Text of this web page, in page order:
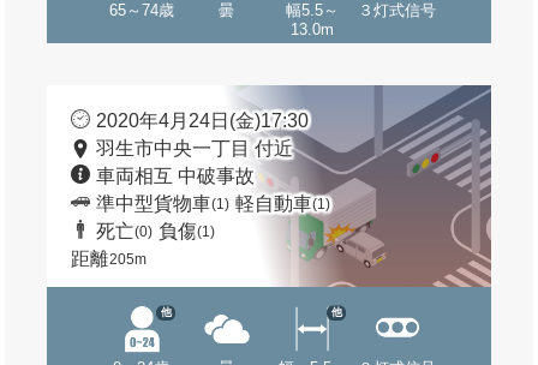
65～74歳 曇
幅5.5～
13.0m
３灯式信号
2020年4月24日(金)17:30
羽生市中央一丁目 付近
車両相互 中破事故
準中型貨物車(1) 軽自動車(1)
死亡(0) 負傷(1)
距離205m
他 他